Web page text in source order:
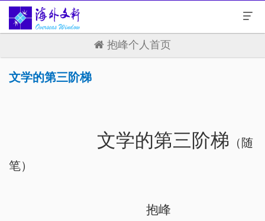
抱峰个人首页
文学的第三阶梯
文学的第三阶梯 （随
笔）
抱峰